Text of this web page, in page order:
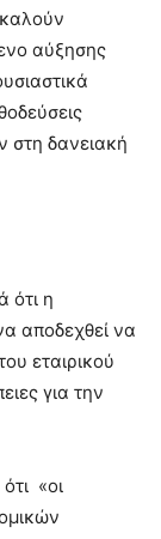
αύξησης
στη δανειακή
ότι η
αποδεχθεί να
εταιρικού
για την
«οι